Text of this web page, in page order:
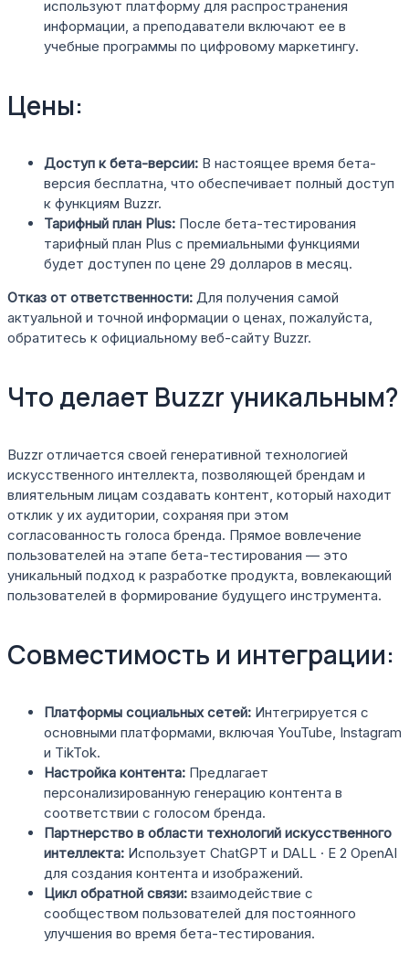
используют платформу для распространения
информации, а преподаватели включают ее в
учебные программы по цифровому маркетингу.
Цены:
Доступ к бета-версии: В настоящее время бета-
версия бесплатна, что обеспечивает полный доступ
к функциям Buzzr.
Тарифный план Plus: После бета-тестирования
тарифный план Plus с премиальными функциями
будет доступен по цене 29 долларов в месяц.
Отказ от ответственности: Для получения самой
актуальной и точной информации о ценах, пожалуйста,
обратитесь к официальному веб-сайту Buzzr.
Что делает Buzzr уникальным?
Buzzr отличается своей генеративной технологией
искусственного интеллекта, позволяющей брендам и
влиятельным лицам создавать контент, который находит
отклик у их аудитории, сохраняя при этом
согласованность голоса бренда. Прямое вовлечение
пользователей на этапе бета-тестирования — это
уникальный подход к разработке продукта, вовлекающий
пользователей в формирование будущего инструмента.
Совместимость и интеграции:
Платформы социальных сетей: Интегрируется с
основными платформами, включая YouTube, Instagram
и TikTok.
Настройка контента: Предлагает
персонализированную генерацию контента в
соответствии с голосом бренда.
Партнерство в области технологий искусственного
интеллекта: Использует ChatGPT и DALL · E 2 OpenAI
для создания контента и изображений.
Цикл обратной связи: взаимодействие с
сообществом пользователей для постоянного
улучшения во время бета-тестирования.